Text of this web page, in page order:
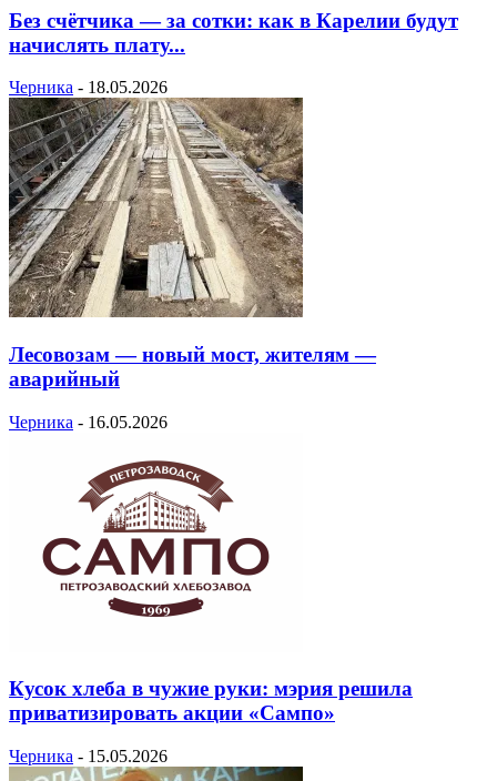
Без счётчика — за сотки: как в Карелии будут
начислять плату...
Черника - 18.05.2026
Лесовозам — новый мост, жителям —
аварийный
Черника - 16.05.2026
Кусок хлеба в чужие руки: мэрия решила
приватизировать акции «Сампо»
Черника - 15.05.2026